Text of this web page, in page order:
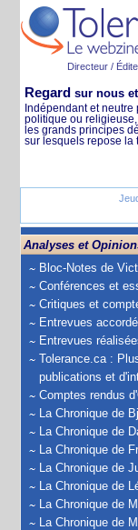
Directeur /
Regard sur nous
Indépendant et
politique ou
les grands principes
sur lesquels repose la
Analyses et
Bloc-Notes de
Conférences et
Critiques et
Entrevues
Entrevues
Tolerance.ca :
publications et
Comptes rendus
La Chronique de
La Chronique de
La Chronique de
La Chronique de
La Chronique de
La Chronique de
La Chronique de